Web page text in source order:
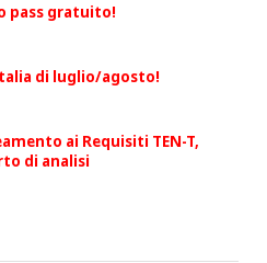
pass gratuito!
di luglio/agosto!
ai Requisiti TEN-T,
di analisi